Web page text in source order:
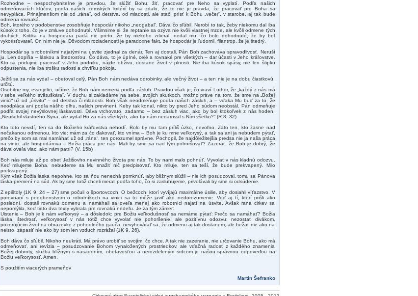
Rozhodne – nespochybniteľne je pravdou, že slúžiť Bohu, žiť, pracovať pre Neho sa vyplatí. Podľa našich
odmeňovacích kľúčov, podľa našich zemských kritérií by sa zdalo, že to nie je pravda, že pracovať pre Boha sa
nevypláca. Prinajmenšom nie od „rána“, od detstva, od mladosti, ale stačí prísť k Bohu „večer“, v starobe, aj tak bude
odmena rovnaká.
Boh, ktorého v podobenstve zosobňuje hospodár nikoho „neogabal“. Dáva čo sľúbil. Nerobí to tak, žeby niekomu dal iba
kúsok z toho, čo je v zmluve dohodnuté. Všimnime si, že reptanie sa ozýva nie kvôli vlastnej mzde, ale kvôli odmene tých
druhých. Kritika na hospodára padá nie preto, že by niekoho zdieral, nedal mu, čo bolo dohodnuté, že by bol
vykorisťovateľ. On ním nie je. Dôvodom rozladenosti je paradoxne fakt, že hospodár je ľudomil, filantrop, že je štedrý.
Hospodár sa s robotníkmi najatými na úsvite zjednal za denár. Ten aj dostali. Pán Boh zachováva spravodlivosť. Neruší
ju. Len dopĺňa – láskou a štedrosťou. Čo dáva, to je úplné, celé a rovnaké pre všetkých – dar účasti v Jeho kráľovstve.
Kto sa podujme pracovať v Jeho podniku, nájde obživu, dostane život v plnosti. Nie iba kúsok spásy, nie len štipku
odpustenia, nie iba trošku radosti a chvíľku pokoja.
Ježiš sa za nás vydal – obetoval celý. Pán Boh nám nedáva odrobinky, ale večný život – a ten nie je na dobu čiastkovú,
určitú.
Osobitne my, evanjelici, učíme, že Boh nám nemeria podľa zásluh. Pravdou však je, čo vraví Luther, že „každý z nás má
v sebe veľkého svätuškára“. V duchu si zakladáme na sebe, svojich skutkoch, možno práve na tom, že sme na „Božej
vinici“ už od „úsvitu“ – od detstva či mladosti. Boh však neodmeňuje podľa našich zásluh, a – vďaka Mu buď za to, že
neodpláca ani podľa nášho dlhu, našich previnení. Keby tak konal, nikto by pred Jeho súdom neobstál. Pán odmeňuje
podľa svojej nevýslovnej láskavosti. Dáva vrchovato, zadarmo – bez zásluh viac, ako by bol ktokoľvek z nás hoden.
„Neušetril vlastného Syna, ale vydal Ho za nás všetkých, ako by nám nedaroval s Ním všetko?“ (R 8, 32)
Kto toto nevidí, ten sa do Božieho kráľovstva nehodí. Bolo by mu tam príliš úzko, nevoľno. Zato ten, kto žasne nad
nečakanou odmenou, kto vie: mám za čo ďakovať, kto vníma – Boh je ku mne veľkorysý, a tak sa ani ja nebudem pýtať,
prečo by som sa mal namáhať už od „rána“, ten porozumel správne. Pochopil, že najdôležitejšia predsa nie ja naša práca
na vinici, ale hospodárova – Božia práca pre nás. Mali by sme sa nad tým pohoršovať? Zazerať, že Boh je dobrý, že
dáva oveľa viac, ako nám patrí? (V. 15b)
Boh nás miluje až po obeť Ježišovho nevinného života pre nás. To by nami malo pohnúť. Vyvolať v nás kladnú odozvu.
Keď milujeme Boha, nebudeme sa Mu snažiť nič predpisovať. Kto miluje, ten sa teší, že bude prekvapený. Milo
prekvapený.
Kým však Božia láska nepohne, kto sa ňou nenechá pomknúť, aby blížnym slúžil – nie ich posudzoval, tomu sa Pánova
láska premení na súd. Ak by sme totiž chceli merať podľa toho, čo si zasluhujeme, privolávali by sme si odsúdenie.
Z epištoly (1K 9, 24 – 27) sme počuli o športovcoch. O bežcoch, ktorí vyvíjajú maximálne úsilie, aby dosiahli víťazstvo. V
porovnaní s podobenstvom o robotníkoch na vinici sa to môže javiť ako nedorozumenie. Veď aj tí, ktorí prišli ako
poslední, dostali rovnakú odmenu a namáhali sa oveľa menej ako robotníci najatí na úsvite. Avšak raná cirkev sa
nepomýlila, keď tieto dva texty vybrala pre rovnakú nedeľu. Je za tým zámer:
Uistenie – Boh je k nám veľkorysý – a dôsledok: pre Božiu veľkodušnosť sa nemáme pýtať: Prečo sa namáhať? Božia
láska, štedrosť, veľkorysosť v nás totiž chce vyvolať nie pohoršenie, ale pozitívnu odozvu: nezostať divákom,
pozorujúcim život na obrazovke z pohodlného gauča, nevyhovárať sa, že odmenu aj tak dostanem, ale bežať nie ako na
neisto, zápasiť nie ako by som len vzduch rozrážal (1K 9, 26).
Boh dáva čo sľúbil. Nikoho neukráti. Má právo urobiť so svojím, čo chce. A tak nie zazeranie, nie určovanie Bohu, ako má
odmeňovať, ani revízia – posudzovanie Bohom vynaložených prostriedkov, ale vďačná radosť z každého znamenia
Božej dobroty, služba blížnym s nasadením, obetavosťou a nerozdeleným srdcom je našou správnou odpoveďou na
Božiu veľkorysosť. Amen.
S použitím viacerých prameňov
Martin Šefranko